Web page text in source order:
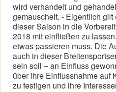
wird verhandelt und
gemauschelt. - Eigentlich
dieser Saison in die
2018 mit einfließen zu
etwas passieren muss. Die
auch in dieser
sein soll – an Einfluss
über ihre Einflussnahme auf
zu festigen und ihre